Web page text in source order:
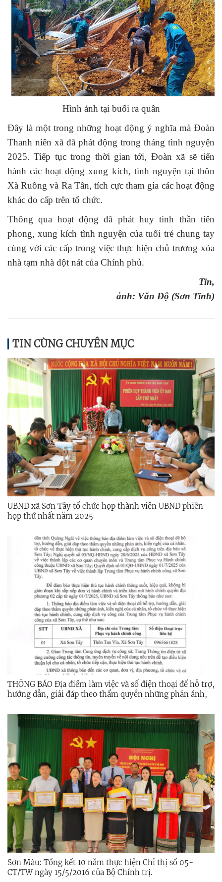
Hình ảnh tại buổi ra quân
Đây là một trong những hoạt động ý nghĩa mà Đoàn
Thanh niên xã đã phát động trong tháng tình nguyện
2025. Tiếp tục trong thời gian tới, Đoàn xã sẽ tiến
hành các hoạt động xung kích, tình nguyện tại thôn
Xà Ruông và Ra Tân, tích cực tham gia các hoạt động
khác do cấp trên tổ chức.
Thông qua hoạt động đã phát huy tinh thần tiên
phong, xung kích tình nguyện của tuổi trẻ chung tay
cùng với các cấp trong việc thực hiện chủ trương xóa
nhà tạm nhà dột nát của Chính phủ.
Tin,
ảnh: Văn Độ (Sơn Tinh)
TIN CÙNG CHUYÊN MỤC
UBND xã Sơn Tây tổ chức họp thành viên UBND phiên
họp thứ nhất năm 2025
THÔNG BÁO Địa điểm làm việc và số điện thoại để hỗ trợ,
hướng dẫn, giải đáp theo thẩm quyền những phản ánh,
chính, cung cấp dịch vụ công trên địa bàn xã Sơn Tây
Sơn Màu: Tổng kết 10 năm thực hiện Chỉ thị số 05-
CT/TW ngày 15/5/2016 của Bộ Chính trị.